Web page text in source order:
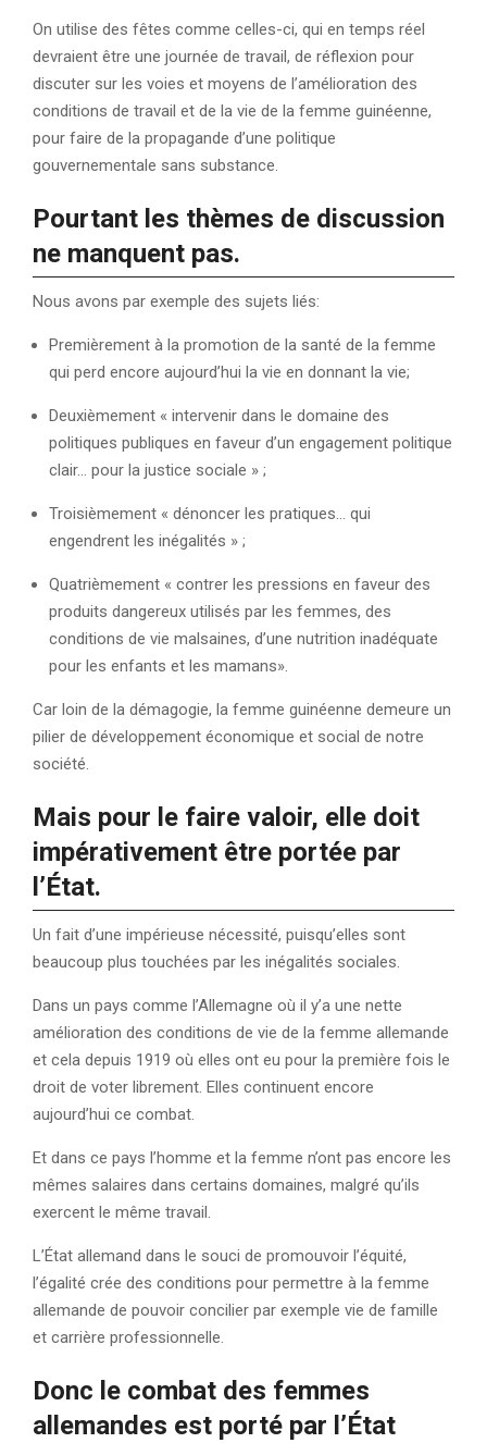
On utilise des fêtes comme celles-ci, qui en temps réel
devraient être une journée de travail, de réflexion pour
discuter sur les voies et moyens de l’amélioration des
conditions de travail et de la vie de la femme guinéenne,
pour faire de la propagande d’une politique
gouvernementale sans substance.
Pourtant les thèmes de discussion
ne manquent pas.
Nous avons par exemple des sujets liés:
Premièrement à la promotion de la santé de la femme
qui perd encore aujourd’hui la vie en donnant la vie;
Deuxièmement « intervenir dans le domaine des
politiques publiques en faveur d’un engagement politique
clair… pour la justice sociale » ;
Troisièmement « dénoncer les pratiques… qui
engendrent les inégalités » ;
Quatrièmement « contrer les pressions en faveur des
produits dangereux utilisés par les femmes, des
conditions de vie malsaines, d’une nutrition inadéquate
pour les enfants et les mamans».
Car loin de la démagogie, la femme guinéenne demeure un
pilier de développement économique et social de notre
société.
Mais pour le faire valoir, elle doit
impérativement être portée par
l’État.
Un fait d’une impérieuse nécessité, puisqu’elles sont
beaucoup plus touchées par les inégalités sociales.
Dans un pays comme l’Allemagne où il y’a une nette
amélioration des conditions de vie de la femme allemande
et cela depuis 1919 où elles ont eu pour la première fois le
droit de voter librement. Elles continuent encore
aujourd’hui ce combat.
Et dans ce pays l’homme et la femme n’ont pas encore les
mêmes salaires dans certains domaines, malgré qu’ils
exercent le même travail.
L’État allemand dans le souci de promouvoir l’équité,
l’égalité crée des conditions pour permettre à la femme
allemande de pouvoir concilier par exemple vie de famille
et carrière professionnelle.
Donc le combat des femmes
allemandes est porté par l’État